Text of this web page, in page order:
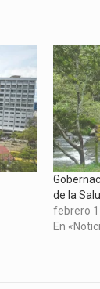
de la
febrero
En